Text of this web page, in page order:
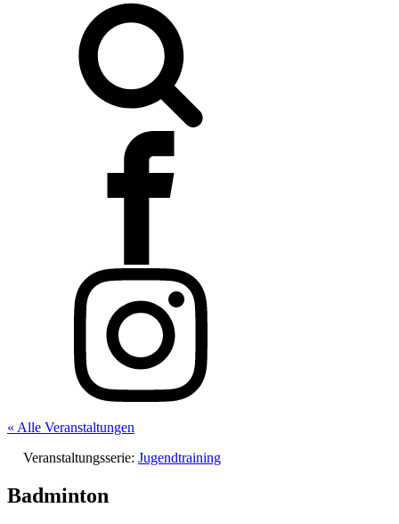
« Alle Veranstaltungen
Veranstaltungsserie: Jugendtraining
Badminton